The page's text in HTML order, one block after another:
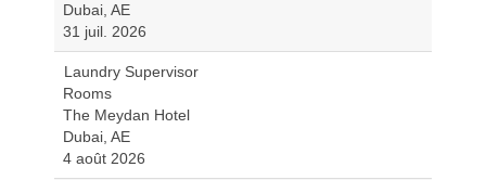
Dubai, AE
31 juil. 2026
Laundry Supervisor
Rooms
The Meydan Hotel
Dubai, AE
4 août 2026